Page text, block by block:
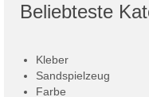
Beliebteste
Kleber
Sandspielzeug
Farbe